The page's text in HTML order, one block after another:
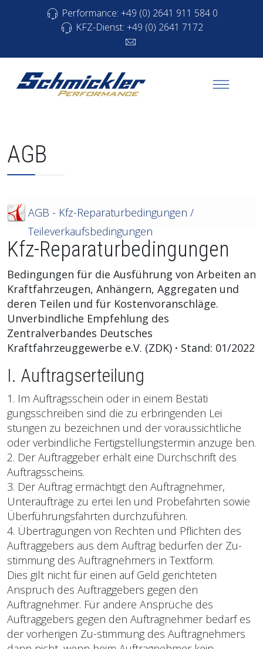
Performance: +49 (0) 2641 911 584 0
KFZ-Dienst: +49 (0) 2641 7172
AGB
AGB - Kfz-Reparaturbedingungen /
Teileverkaufsbedingungen
Kfz-Reparaturbedingungen
Bedingungen für die Ausführung von Arbeiten an
Kraftfahrzeugen, Anhängern, Aggregaten und
deren Teilen und für Kostenvoranschläge.
Unverbindliche Empfehlung des
Zentralverbandes Deutsches
Kraftfahrzeuggewerbe e.V. (ZDK) · Stand: 01/2022
I. Auftragserteilung
1. Im Auftragsschein oder in einem Bestäti
gungsschreiben sind die zu erbringenden Lei
stungen zu bezeichnen und der voraussichtliche
oder verbindliche Fertigstellungstermin anzuge ben.
2. Der Auftraggeber erhält eine Durchschrift des
Auftragsscheins.
3. Der Auftrag ermächtigt den Auftragnehmer,
Unteraufträge zu ertei len und Probefahrten sowie
Überführungsfahrten durchzuführen.
4. Übertragungen von Rechten und Pflichten des
Auftraggebers aus dem Auftrag bedürfen der Zu-
stimmung des Auftragnehmers in Textform.
Dies gilt nicht für einen auf Geld gerichteten
Anspruch des Auftraggebers gegen den
Auftragnehmer. Für andere Ansprüche des
Auftraggebers gegen den Auftragnehmer bedarf es
der vorherigen Zu-stimmung des Auftragnehmers